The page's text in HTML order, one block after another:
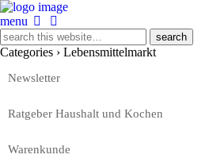
menu
Categories › Lebensmittelmarkt
Newsletter
Ratgeber Haushalt und Kochen
Warenkunde